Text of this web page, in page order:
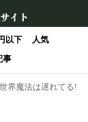
イト
以下
人気
事
界魔法は遅れてる!